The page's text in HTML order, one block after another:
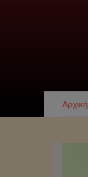
Αρχική